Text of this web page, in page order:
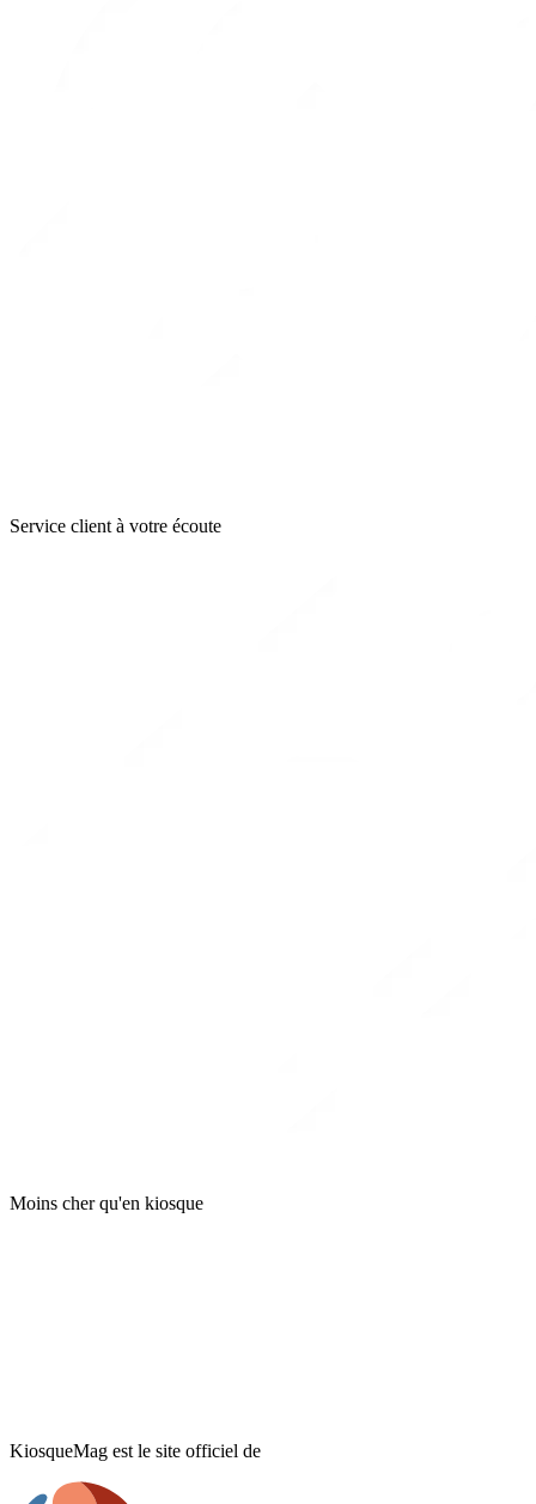
Service client à votre écoute
Moins cher qu'en kiosque
KiosqueMag est le site officiel de